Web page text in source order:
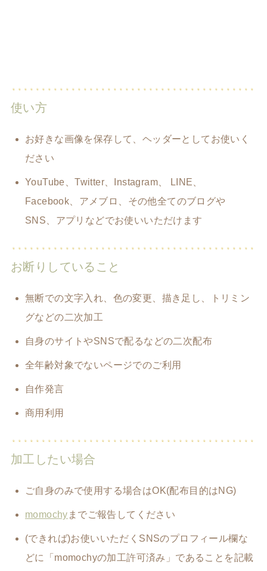
使い方
お好きな画像を保存して、ヘッダーとしてお使いく
ださい
YouTube、Twitter、Instagram、 LINE、
Facebook、アメブロ、その他全てのブログや
SNS、アプリなどでお使いいただけます
お断りしていること
無断での文字入れ、色の変更、描き足し、トリミン
グなどの二次加工
自身のサイトやSNSで配るなどの二次配布
全年齢対象でないページでのご利用
自作発言
商用利用
加工したい場合
ご自身のみで使用する場合はOK(配布目的はNG)
momochy までご報告してください
(できれば)お使いいただくSNSのプロフィール欄な
どに「momochyの加工許可済み」であることを記載